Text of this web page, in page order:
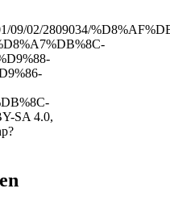
09/02/2809034/
SA 4.0,